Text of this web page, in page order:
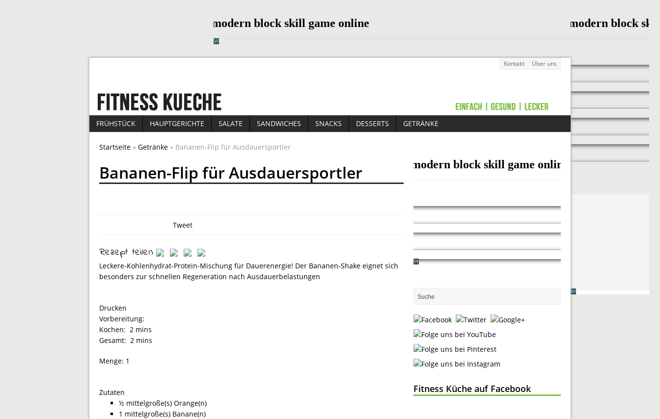
Kontakt Über uns
FRÜHSTÜCK HAUPTGERICHTE SALATE SANDWICHES SNACKS DESSERTS GETRÄNKE
Startseite » Getränke » Bananen-Flip für Ausdauersportler
Bananen-Flip für Ausdauersportler
Tweet
Rezept teilen
Leckere-Kohlenhydrat-Protein-Mischung für Dauerenergie! Der Bananen-Shake eignet sich
besonders zur schnellen Regeneration nach Ausdauerbelastungen
Drucken
Vorbereitung:
Kochen: 2 mins
Gesamt: 2 mins
Menge: 1
Zutaten
½ mittelgroße(s) Orange(n)
1 mittelgroße(s) Banane(n)
Fitness Küche auf Facebook